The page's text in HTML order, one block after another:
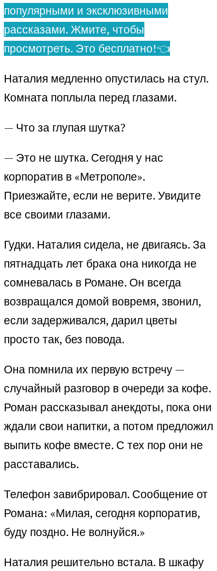
популярными и эксклюзивными
рассказами. Жмите, чтобы
просмотреть. Это бесплатно!👈
Наталия медленно опустилась на стул.
Комната поплыла перед глазами.
— Что за глупая шутка?
— Это не шутка. Сегодня у нас
корпоратив в «Метрополе».
Приезжайте, если не верите. Увидите
все своими глазами.
Гудки. Наталия сидела, не двигаясь. За
пятнадцать лет брака она никогда не
сомневалась в Романе. Он всегда
возвращался домой вовремя, звонил,
если задерживался, дарил цветы
просто так, без повода.
Она помнила их первую встречу —
случайный разговор в очереди за кофе.
Роман рассказывал анекдоты, пока они
ждали свои напитки, а потом предложил
выпить кофе вместе. С тех пор они не
расставались.
Телефон завибрировал. Сообщение от
Романа: «Милая, сегодня корпоратив,
буду поздно. Не волнуйся.»
Наталия решительно встала. В шкафу